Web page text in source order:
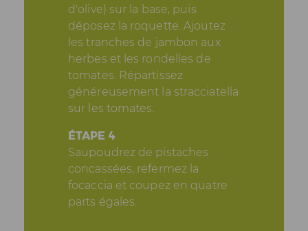
d'olive) sur la base, puis
déposez la roquette. Ajoutez
les tranches de jambon aux
herbes et les rondelles de
tomates. Répartissez
généreusement la stracciatella
sur les tomates.
ÉTAPE 4
Saupoudrez de pistaches
concassées, refermez la
focaccia et coupez en quatre
parts égales.